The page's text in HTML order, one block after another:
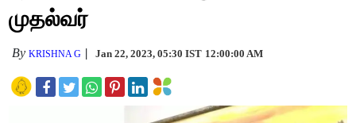
முதல்வர்
ByKRISHNA G Jan 22, 2023, 05:30 IST 12:00:00 AM